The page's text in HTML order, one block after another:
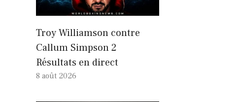
Troy Williamson contre
Callum Simpson 2
Résultats en direct
8 août 2026